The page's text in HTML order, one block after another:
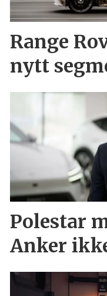
Range
nytt
Polestar
Anker